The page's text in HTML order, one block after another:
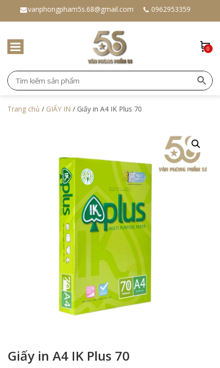
vanphongpham5s.68@gmail.com 0962953359
0
Trang chủ / GIẤY IN / Giấy in A4 IK Plus 70
Giấy in A4 IK Plus 70